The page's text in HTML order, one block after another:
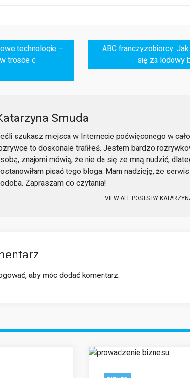
technologie –
trosce o
ABC franczyzobiorcy.
się za lodowy
Smuda
szukasz miejsca w Internecie poświęconego w
to doskonale trafiłeś. Jestem bardzo
znajomi mówią, że nie da się ze mną nudzić,
pisać tego bloga. Mam nadzieję, że
Zapraszam do czytania!
VIEW ALL POSTS BY
, aby móc dodać komentarz.